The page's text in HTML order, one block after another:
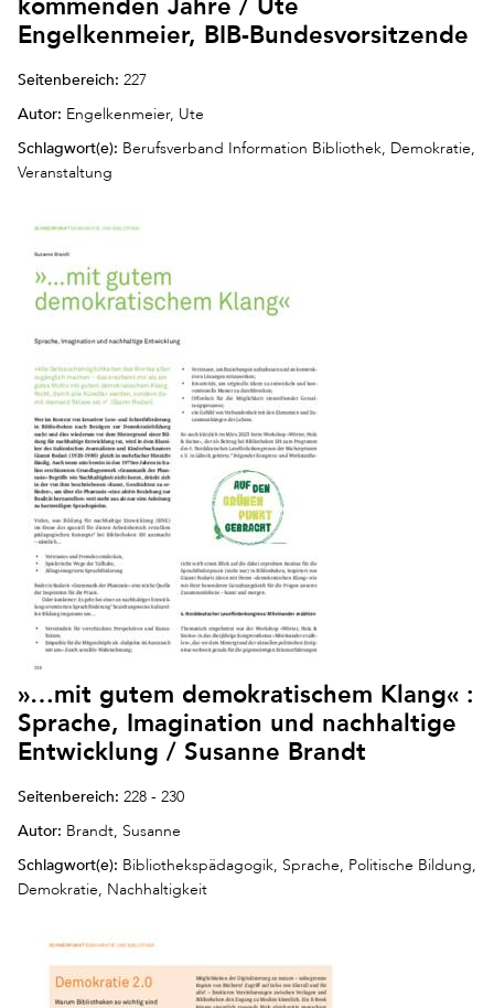
Engelkenmeier, BIB-Bundesvorsitzende
Seitenbereich: 227
Autor: Engelkenmeier, Ute
Schlagwort(e): Berufsverband Information Bibliothek, Demokratie,
Veranstaltung
»…mit gutem demokratischem Klang« :
Sprache, Imagination und nachhaltige
Entwicklung / Susanne Brandt
Seitenbereich: 228 - 230
Autor: Brandt, Susanne
Schlagwort(e): Bibliothekspädagogik, Sprache, Politische Bildung,
Demokratie, Nachhaltigkeit